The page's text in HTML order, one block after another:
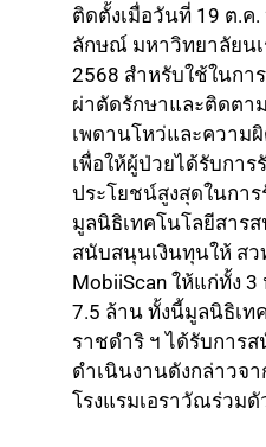
ติดตั้งเมื่อวันที่ 19 ต.
ลักษณ์ มหาวิทยาลัยนเ
2568 สำหรับใช้ในกา
ผ่าตัดรักษาและติดตา
เพดานโหว่และความ
เพื่อให้ผู้ป่วยได้รับกา
ประโยชน์สูงสุดในกา
มูลนิธิเทคโนโลยีสาร
สนับสนุนเงินทุนให้ สว
MobiiScan ให้แก่ทั้ง
7.5 ล้าน ทั้งนี้มูลนิธิเท
ราชดำริ ฯ ได้รับการ
ดำเนินงานดังกล่าวจ
โรงแรมเอราวัณร่วมดั